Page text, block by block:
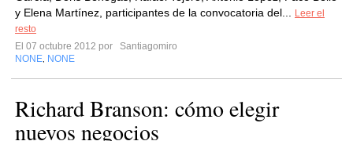
y Elena Martínez, participantes de la convocatoria del...
Leer el
resto
El 07 octubre 2012 por
Santiagomiro
NONE NONE
Richard Branson: cómo elegir
nuevos negocios